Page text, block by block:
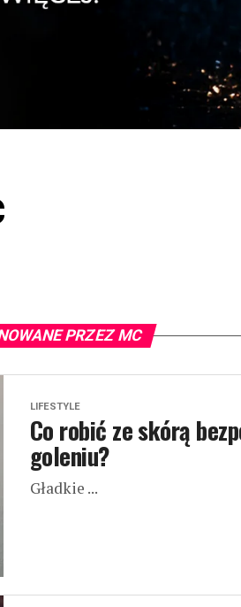
PRZEZ MC
LIFESTYLE
Co robić ze skórą
goleniu?
Gładkie ...